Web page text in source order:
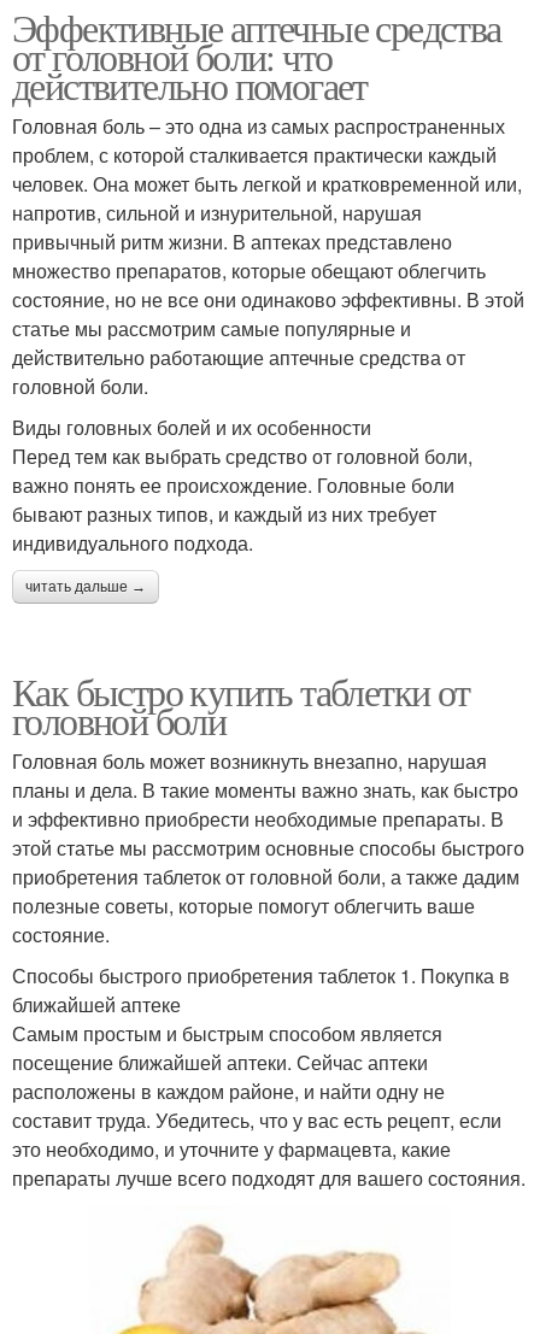
Эффективные аптечные средства
от головной боли: что
действительно помогает
Головная боль – это одна из самых распространенных
проблем, с которой сталкивается практически каждый
человек. Она может быть легкой и кратковременной или,
напротив, сильной и изнурительной, нарушая
привычный ритм жизни. В аптеках представлено
множество препаратов, которые обещают облегчить
состояние, но не все они одинаково эффективны. В этой
статье мы рассмотрим самые популярные и
действительно работающие аптечные средства от
головной боли.
Виды головных болей и их особенности
Перед тем как выбрать средство от головной боли,
важно понять ее происхождение. Головные боли
бывают разных типов, и каждый из них требует
индивидуального подхода.
читать дальше →
Как быстро купить таблетки от
головной боли
Головная боль может возникнуть внезапно, нарушая
планы и дела. В такие моменты важно знать, как быстро
и эффективно приобрести необходимые препараты. В
этой статье мы рассмотрим основные способы быстрого
приобретения таблеток от головной боли, а также дадим
полезные советы, которые помогут облегчить ваше
состояние.
Способы быстрого приобретения таблеток 1. Покупка в
ближайшей аптеке
Самым простым и быстрым способом является
посещение ближайшей аптеки. Сейчас аптеки
расположены в каждом районе, и найти одну не
составит труда. Убедитесь, что у вас есть рецепт, если
это необходимо, и уточните у фармацевта, какие
препараты лучше всего подходят для вашего состояния.